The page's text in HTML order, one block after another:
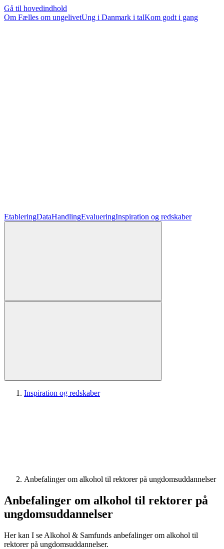
Gå til hovedindhold
Om Fælles om ungelivetUng i Danmark i talKom godt i gang
EtableringDataHandlingEvalueringInspiration og redskaber
Inspiration og redskaber
Anbefalinger om alkohol til rektorer på ungdomsuddannelser
Anbefalinger om alkohol til rektorer på
ungdomsuddannelser
Her kan I se Alkohol & Samfunds anbefalinger om alkohol til
rektorer på ungdomsuddannelser.